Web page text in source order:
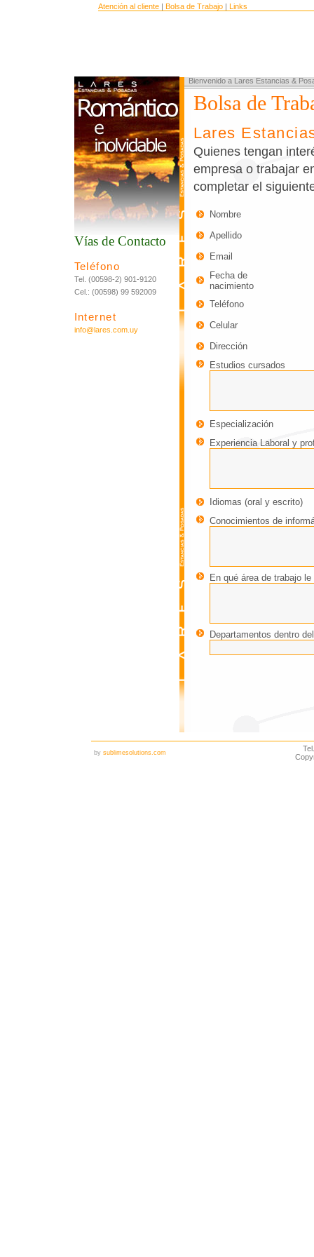
Atención al cliente | Bolsa de Trabajo | Links
Vías de Contacto
Teléfono
Tel. (00598-2) 901-9120
Cel.: (00598) 99 592009
Internet
info@lares.com.uy
Bienvenido a Lares Estancias &
Bolsa de
Lares
Quienes tengan
empresa o trabajar
completar el
Nombre
Apellido
Email
Fecha de
nacimiento
Teléfono
Celular
Dirección
Estudios cursados
Especialización
Experiencia Laboral y
Idiomas (oral y escrito)
Conocimientos de
En qué área de trabajo
Departamentos dentro
by sublimesolutions.com